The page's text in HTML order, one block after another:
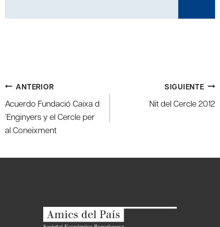
Navegación
de
entradas
ANTERIOR
Acuerdo Fundació Caixa d
´Enginyers y el Cercle per
al Coneixment
SIGUIENTE
Nit del Cercle 2012